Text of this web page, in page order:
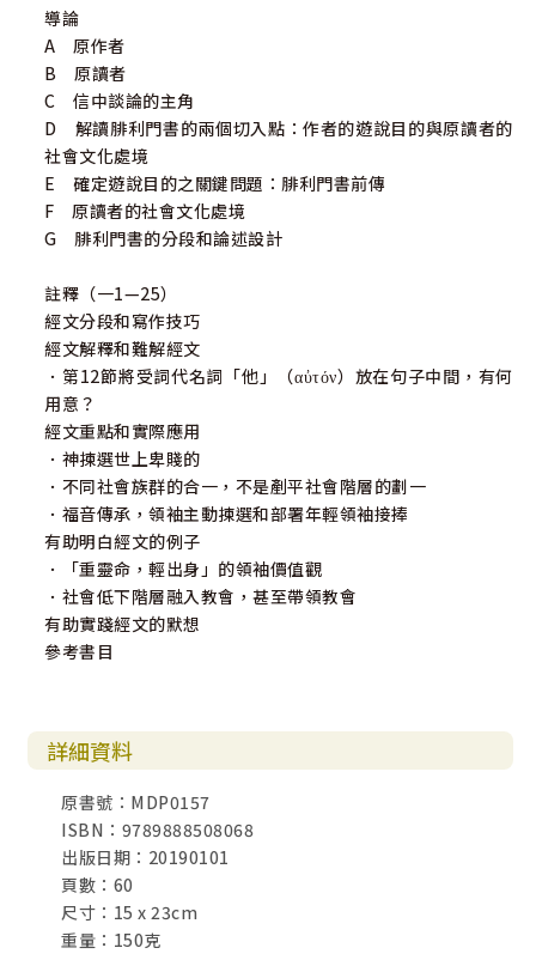
導論
A 原作者
B 原讀者
C 信中談論的主角
D 解讀腓利門書的兩個切入點：作者的遊說目的與原讀者的
社會文化處境
E 確定遊說目的之關鍵問題：腓利門書前傳
F 原讀者的社會文化處境
G 腓利門書的分段和論述設計
註釋（一1—25）
經文分段和寫作技巧
經文解釋和難解經文
．第12節將受詞代名詞「他」（αὐτόν）放在句子中間，有何
用意？
經文重點和實際應用
．神揀選世上卑賤的
．不同社會族群的合一，不是剷平社會階層的劃一
．福音傳承，領袖主動揀選和部署年輕領袖接捧
有助明白經文的例子
．「重靈命，輕出身」的領袖價值觀
．社會低下階層融入教會，甚至帶領教會
有助實踐經文的默想
參考書目
詳細資料
原書號：MDP0157
ISBN：9789888508068
出版日期：20190101
頁數：60
尺寸：15 x 23cm
重量：150克